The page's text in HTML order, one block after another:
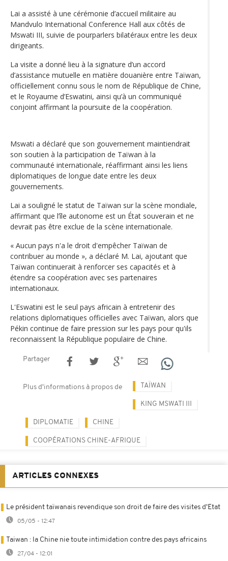
Lai a assisté à une cérémonie d’accueil militaire au
Mandvulo International Conference Hall aux côtés de
Mswati III, suivie de pourparlers bilatéraux entre les deux
dirigeants.
La visite a donné lieu à la signature d’un accord
d’assistance mutuelle en matière douanière entre Taïwan,
officiellement connu sous le nom de République de Chine,
et le Royaume d’Eswatini, ainsi qu’à un communiqué
conjoint affirmant la poursuite de la coopération.
Mswati a déclaré que son gouvernement maintiendrait
son soutien à la participation de Taïwan à la
communauté internationale, réaffirmant ainsi les liens
diplomatiques de longue date entre les deux
gouvernements.
Lai a souligné le statut de Taïwan sur la scène mondiale,
affirmant que l’île autonome est un État souverain et ne
devrait pas être exclue de la scène internationale.
« Aucun pays n'a le droit d'empêcher Taïwan de
contribuer au monde », a déclaré M. Lai, ajoutant que
Taïwan continuerait à renforcer ses capacités et à
étendre sa coopération avec ses partenaires
internationaux.
L'Eswatini est le seul pays africain à entretenir des
relations diplomatiques officielles avec Taïwan, alors que
Pékin continue de faire pression sur les pays pour qu'ils
reconnaissent la République populaire de Chine.
Partager
Plus d'informations à propos de TAÏWAN
KING MSWATI III
DIPLOMATIE CHINE
COOPÉRATIONS CHINE-AFRIQUE
ARTICLES CONNEXES
Le président taïwanais revendique son droit de faire des visites d'Etat
05/05 - 12:47
Taiwan : la Chine nie toute intimidation contre des pays africains
27/04 - 12:01